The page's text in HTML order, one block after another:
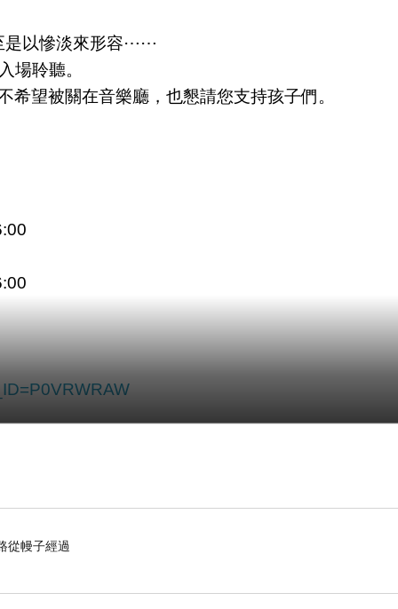
是以慘淡來形容⋯⋯
場聆聽。
望被關在音樂廳，也懇請您支持孩子們。
從幔子經過